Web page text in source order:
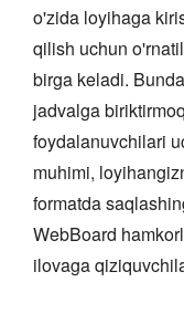
o'zida loyihaga
qilish uchun
birga keladi.
jadvalga
foydalanuvchilari
muhimi,
formatda
WebBoard
ilovaga